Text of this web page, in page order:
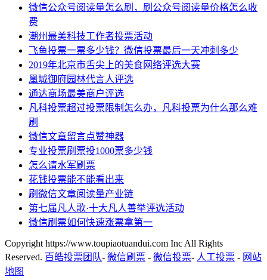
微信公众号阅读量怎么刷，刷公众号阅读量价格怎么收
费
潮州最美科技工作者投票活动
飞鱼投票一票多少钱？微信投票最后一天冲刺多少
2019年北京市舌尖上的美食网络评选大赛
凰城御府园林代言人评选
通达商场最美商户评选
凡科投票超过投票限制怎么办，凡科投票为什么那么难
刷
微信文章留言点赞神器
专业投票刷票投1000票多少钱
怎么请水军刷票
花钱投票能不能看出来
刷微信文章阅读量产业链
第七届凡人歌·十大凡人善举评选活动
微信刷票如何快速涨票拿第一
Copyright https://www.toupiaotuandui.com Inc All Rights
Reserved. 百皓投票团队- 微信刷票 - 微信投票- 人工投票 - 网站
地图